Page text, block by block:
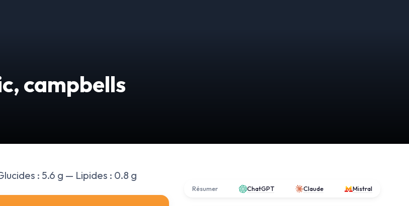
campbells
: 5.6 g — Lipides : 0.8 g
Résumer ChatGPT Claude Mistral